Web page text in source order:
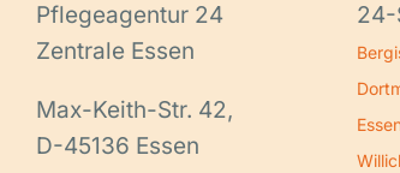
Pflegeagentur 24
Zentrale Essen
Max-Keith-Str. 42,
D-45136 Essen
24-